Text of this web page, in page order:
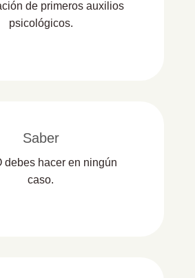
de primeros auxilios
psicológicos.
Saber
debes hacer en ningún
caso.